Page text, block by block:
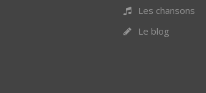
Les chansons
Le blog